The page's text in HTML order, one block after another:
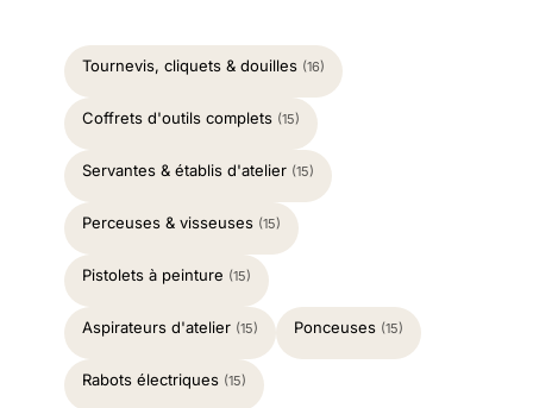
Tournevis, cliquets & douilles (16)
Coffrets d'outils complets (15)
Servantes & établis d'atelier (15)
Perceuses & visseuses (15)
Pistolets à peinture (15)
Aspirateurs d'atelier (15) Ponceuses (15)
Rabots électriques (15)